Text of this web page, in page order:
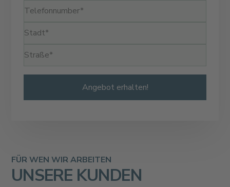
FÜR WEN WIR ARBEITEN
UNSERE KUNDEN